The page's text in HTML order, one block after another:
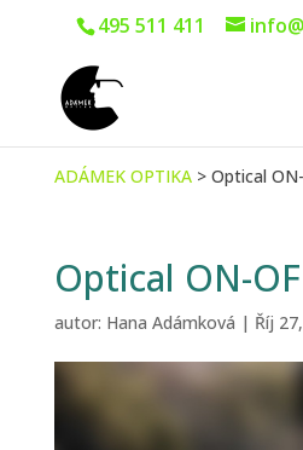
495 511 411
ADÁMEK OPTIKA> Optical
Optical ON-
autor: Hana Adámková | Říj